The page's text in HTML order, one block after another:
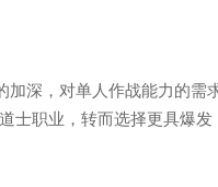
加深，对单人作战能力的需
士职业，转而选择更具爆发